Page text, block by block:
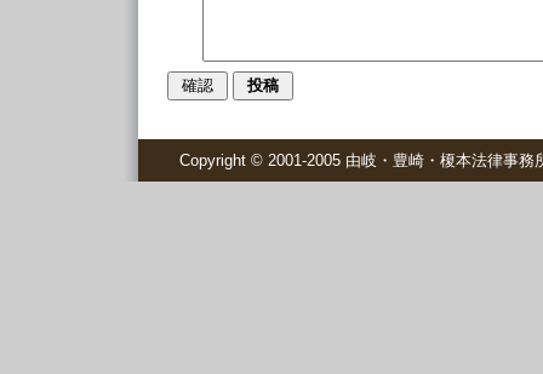
Copyright © 2001-2005 由岐・豊崎・榎本法律事